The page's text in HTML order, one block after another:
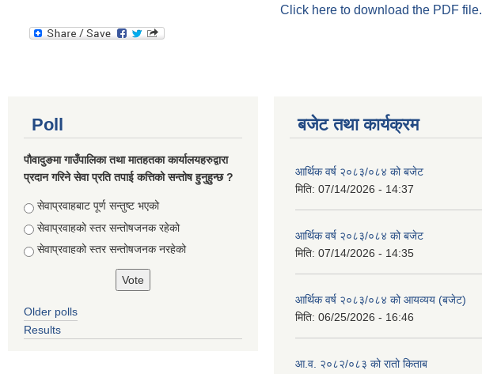
Click here to download the PDF file.
Poll
पौवादुङमा गाउँपालिका तथा मातहतका कार्यालयहरुद्वारा
प्रदान गरिने सेवा प्रति तपाई कत्तिको सन्तोष हुनुहुन्छ ?
Choices
सेवाप्रवाहबाट पूर्ण सन्तुष्ट भएको
सेवाप्रवाहको स्तर सन्तोषजनक रहेको
सेवाप्रवाहको स्तर सन्तोषजनक नरहेको
Older polls
Results
बजेट तथा कार्यक्रम
आर्थिक वर्ष २०८३/०८४ को बजेट
मिति: 07/14/2026 - 14:37
आर्थिक वर्ष २०८३/०८४ को बजेट
मिति: 07/14/2026 - 14:35
आर्थिक वर्ष २०८३/०८४ को आयव्यय (बजेट)
मिति: 06/25/2026 - 16:46
आ.व. २०८२/०८३ को रातो किताब